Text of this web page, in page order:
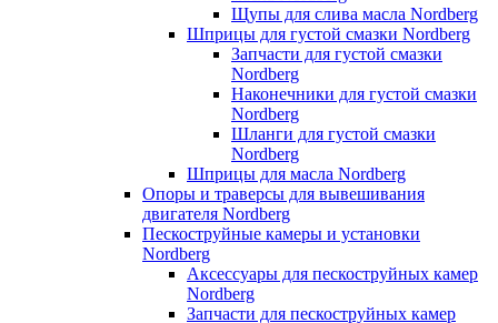
Щупы для слива масла Nordberg
Шприцы для густой смазки Nordberg
Запчасти для густой смазки
Nordberg
Наконечники для густой смазки
Nordberg
Шланги для густой смазки
Nordberg
Шприцы для масла Nordberg
Опоры и траверсы для вывешивания
двигателя Nordberg
Пескоструйные камеры и установки
Nordberg
Аксессуары для пескоструйных камер
Nordberg
Запчасти для пескоструйных камер